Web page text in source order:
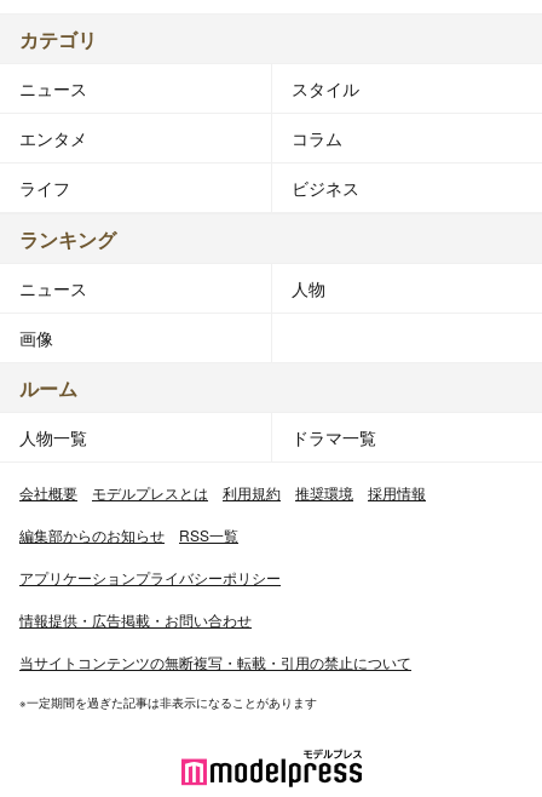
カテゴリ
ニュース スタイル
エンタメ コラム
ライフ ビジネス
ランキング
ニュース 人物
画像
ルーム
人物一覧 ドラマ一覧
会社概要 モデルプレスとは 利用規約 推奨環境 採用情報
編集部からのお知らせ RSS一覧
アプリケーションプライバシーポリシー
情報提供・広告掲載・お問い合わせ
当サイトコンテンツの無断複写・転載・引用の禁止について
※一定期間を過ぎた記事は非表示になることがあります